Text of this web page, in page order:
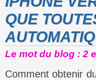
QUE
Le mot du blog : 2
Comment obtenir